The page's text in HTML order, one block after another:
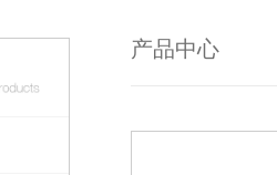
产品中心